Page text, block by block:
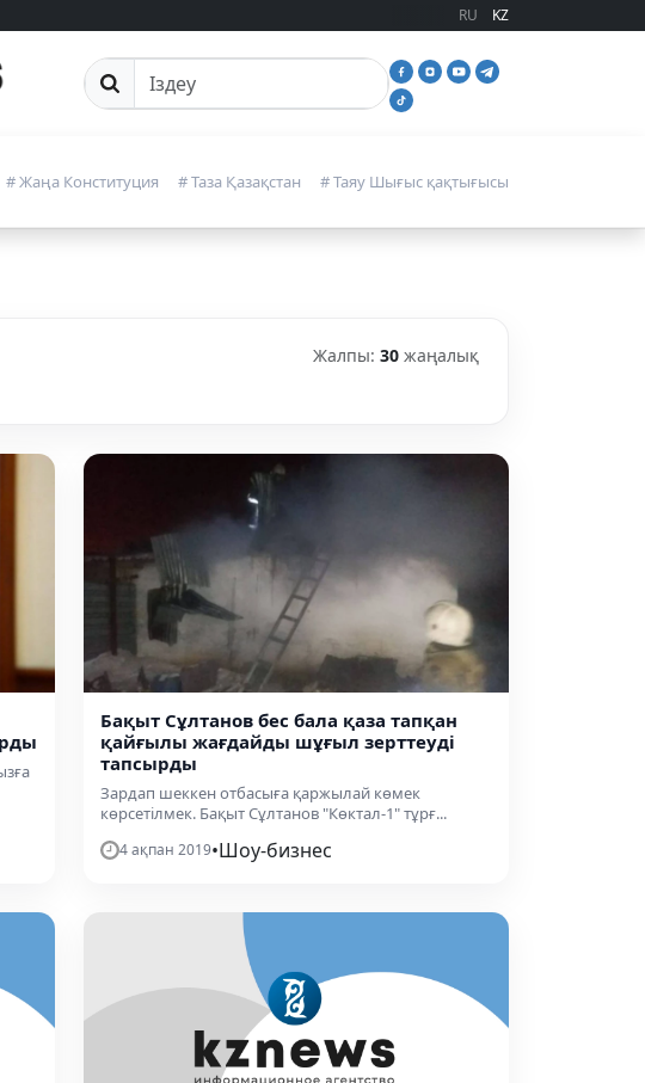
RU KZ
Сайттан іздеу
# Жаңа Конституция # Таза Қазақстан # Таяу Шығыс қақтығысы
Жалпы: 30 жаңалық
Бақыт Сұлтанов бес бала қаза тапқан
қайғылы жағдайды шұғыл зерттеуді
тапсырды
Зардап шеккен отбасыға қаржылай көмек
көрсетілмек. Бақыт Сұлтанов "Көктал-1" тұрғ...
4 ақпан 2019•Шоу-бизнес